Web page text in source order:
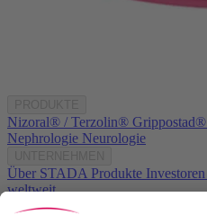
Nizoral® / Terzolin® Grippostad®
Nephrologie Neurologie
Über STADA Produkte Investoren
weltweit
KONTAKT